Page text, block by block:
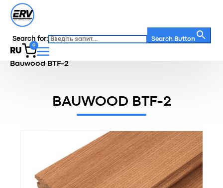
Search for: Search Button
RU
0
Главная / Каталог
Bauwood BTF-2
BAUWOOD BTF-2